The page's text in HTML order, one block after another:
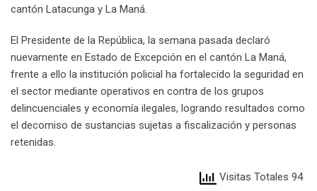
cantón Latacunga y La Maná.
El Presidente de la República, la semana pasada declaró
nuevamente en Estado de Excepción en el cantón La Maná,
frente a ello la institución policial ha fortalecido la seguridad en
el sector mediante operativos en contra de los grupos
delincuenciales y economía ilegales, logrando resultados como
el decomiso de sustancias sujetas a fiscalización y personas
retenidas.
Visitas Totales 94